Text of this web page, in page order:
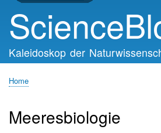
Kaleidoskop der
Home
Meeresbiologie